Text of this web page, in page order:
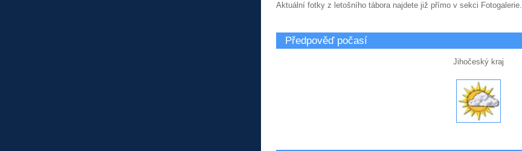
Aktuální fotky z letošního tábora najdete již přímo v sekci Fotogalerie.
Předpověď počasí
Jihočeský kraj